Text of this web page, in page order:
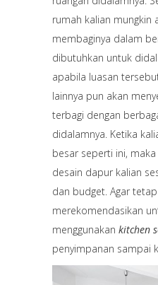
rumah kalian mungkin
membaginya dalam
dibutuhkan untuk
apabila luasan
lainnya pun akan
terbagi dengan
didalamnya. Ketika
besar seperti ini,
desain dapur kalian
dan budget. Agar
merekomendasikan
menggunakan kitchen
penyimpanan sampai